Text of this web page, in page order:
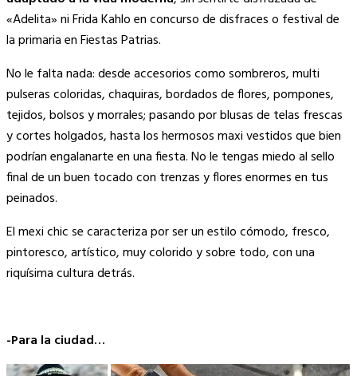
«Adelita» ni Frida Kahlo en concurso de disfraces o festival de
la primaria en Fiestas Patrias.
No le falta nada: desde accesorios como sombreros, multi
pulseras coloridas, chaquiras, bordados de flores, pompones,
tejidos, bolsos y morrales; pasando por blusas de telas frescas
y cortes holgados, hasta los hermosos maxi vestidos que bien
podrían engalanarte en una fiesta. No le tengas miedo al sello
final de un buen tocado con trenzas y flores enormes en tus
peinados.
El mexi chic se caracteriza por ser un estilo cómodo, fresco,
pintoresco, artístico, muy colorido y sobre todo, con una
riquísima cultura detrás.
-Para la ciudad…